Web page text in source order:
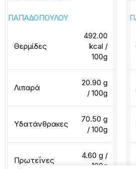
ΠΑΠΑΔΟΠΟΥΛΟΥ
Θερμίδες
492.00
kcal /
100g
Λιπαρά
20.90 g
/ 100g
Υδατάνθρακες
70.50 g
/ 100g
Πρωτεΐνες
4.60 g /
100g